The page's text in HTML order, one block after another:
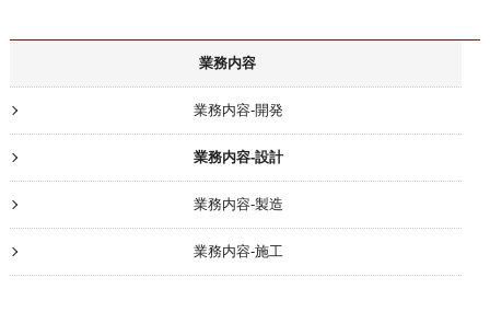
業務内容
業務内容-開発
業務内容-設計
業務内容-製造
業務内容-施工